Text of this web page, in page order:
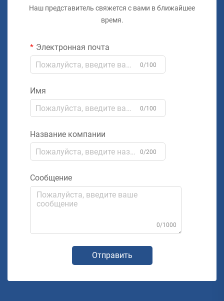
Наш представитель свяжется с вами в ближайшее
время.
Электронная почта
0/100
Имя
0/100
Название компании
0/200
Сообщение
0/1000
Отправить